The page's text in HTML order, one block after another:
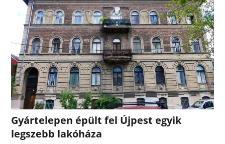
Gyártelepen épült fel Újpest egyik
legszebb lakóháza